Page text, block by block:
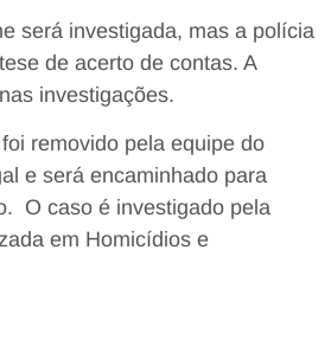
será investigada, mas a polícia
de acerto de contas. A
investigações.
removido pela equipe do
e será encaminhado para
O caso é investigado pela
em Homicídios e